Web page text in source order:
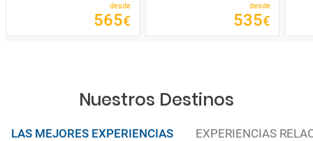
desde
565€
desde
535€
Nuestros Destinos
LAS MEJORES EXPERIENCIAS EXPERIENCIAS